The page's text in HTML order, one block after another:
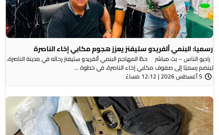
رسميا: البنمي ألفريدو ستيفنز يعزز هجوم مكابي إخاء الناصرة
راديو الناس – بث مباشر حطّ المهاجم البنمي ألفريدو ستيفنز رحاله في مدينة الناصرة،
لينضم رسميًا إلى صفوف مكابي إخاء الناصرة، في خطوة ...
5 أغسطس 2026 | 12:12 مساءً